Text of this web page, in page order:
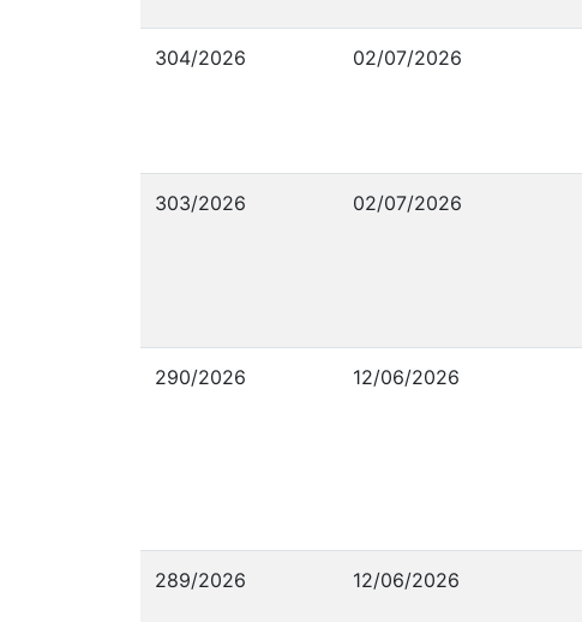
304/2026 02/07/2026
303/2026 02/07/2026
290/2026 12/06/2026
289/2026 12/06/2026